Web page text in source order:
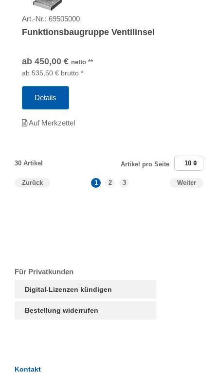
Für Privatkunden
Digital-Lizenzen kündigen
Bestellung widerrufen
Art.-Nr.: 69505000
Funktionsbaugruppe Ventilinsel
ab 450,00 € netto **
ab 535,50 € brutto *
Details
Auf Merkzettel
30 Artikel
Zurück 1 2 3 Weiter
Artikel pro Seite 10
Kontakt